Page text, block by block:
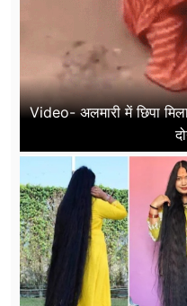
Video- अलमारी में छिपा